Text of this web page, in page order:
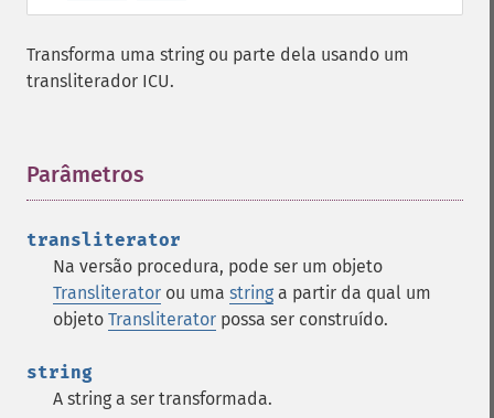
Transforma uma string ou parte dela usando um
transliterador ICU.
Parâmetros
transliterator
Na versão procedura, pode ser um objeto
Transliterator ou uma string a partir da qual um
objeto Transliterator possa ser construído.
string
A string a ser transformada.